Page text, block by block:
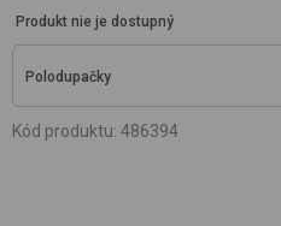
Produkt nie je dostupný
Polodupačky
Kód produktu: 486394